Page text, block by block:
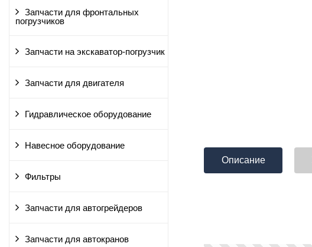
Запчасти для фронтальных
погрузчиков
Запчасти на экскаватор-погрузчик
Запчасти для двигателя
Гидравлическое оборудование
Навесное оборудование
Фильтры
Запчасти для автогрейдеров
Запчасти для автокранов
Описание